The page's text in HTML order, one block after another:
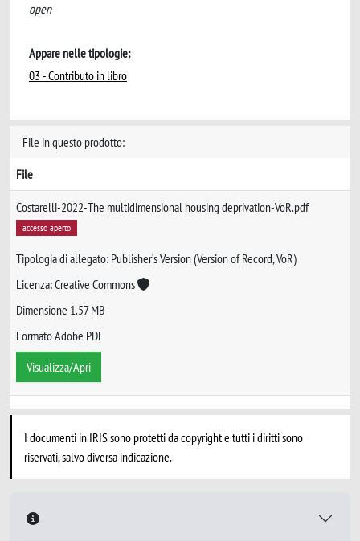
open
Appare nelle tipologie:
03 - Contributo in libro
File in questo prodotto:
File
Costarelli-2022-The multidimensional housing deprivation-VoR.pdf
accesso aperto
Tipologia di allegato: Publisher’s Version (Version of Record, VoR)
Licenza: Creative Commons
Dimensione 1.57 MB
Formato Adobe PDF
Visualizza/Apri
I documenti in IRIS sono protetti da copyright e tutti i diritti sono
riservati, salvo diversa indicazione.